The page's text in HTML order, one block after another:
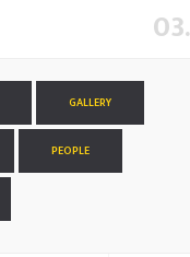
03.
GALLERY
PEOPLE